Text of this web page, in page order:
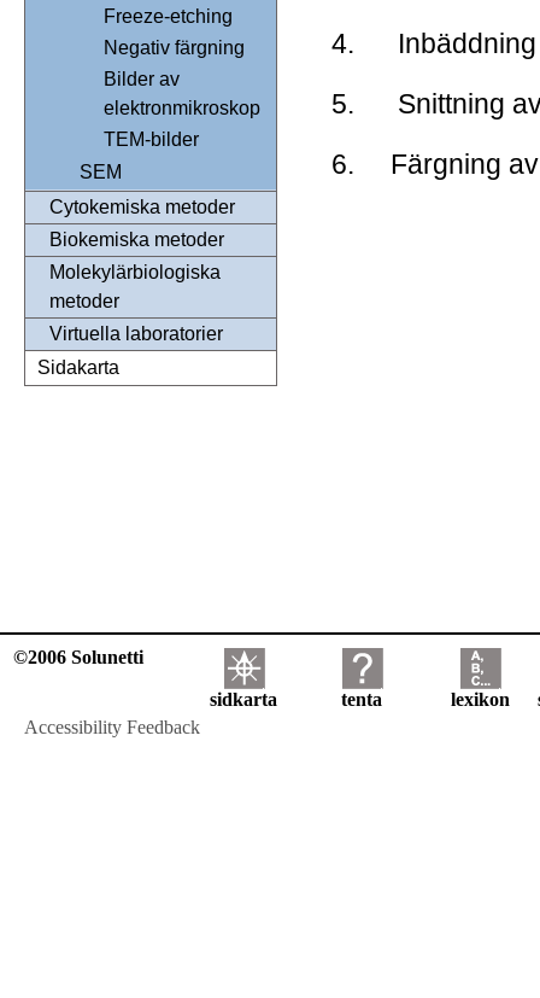
Freeze-etching
Negativ färgning
Bilder av
elektronmikroskop
TEM-bilder
SEM
Cytokemiska metoder
Biokemiska metoder
Molekylärbiologiska
metoder
Virtuella laboratorier
Sidakarta
4.
5.
Snittning
6.
Färgning
©2006 Solunetti
sidkarta tenta lexikon
Accessibility Feedback